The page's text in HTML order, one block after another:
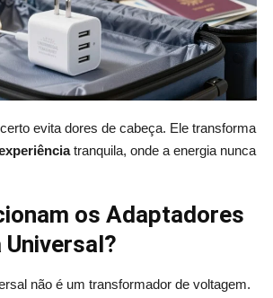
evita dores de cabeça. Ele transforma
tranquila, onde a energia nunca
os Adaptadores
Universal?
não é um transformador de voltagem.